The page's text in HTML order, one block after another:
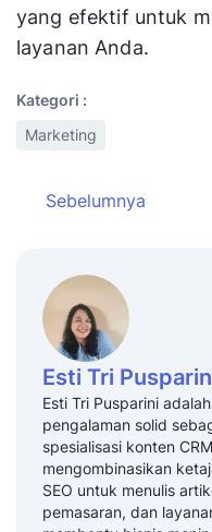
yang efektif untuk
layanan Anda.
Kategori :
Marketing
Sebelumnya
Esti Tri
Esti Tri Pusparini
pengalaman solid
spesialisasi konten
mengombinasikan
SEO untuk menulis
pemasaran, dan